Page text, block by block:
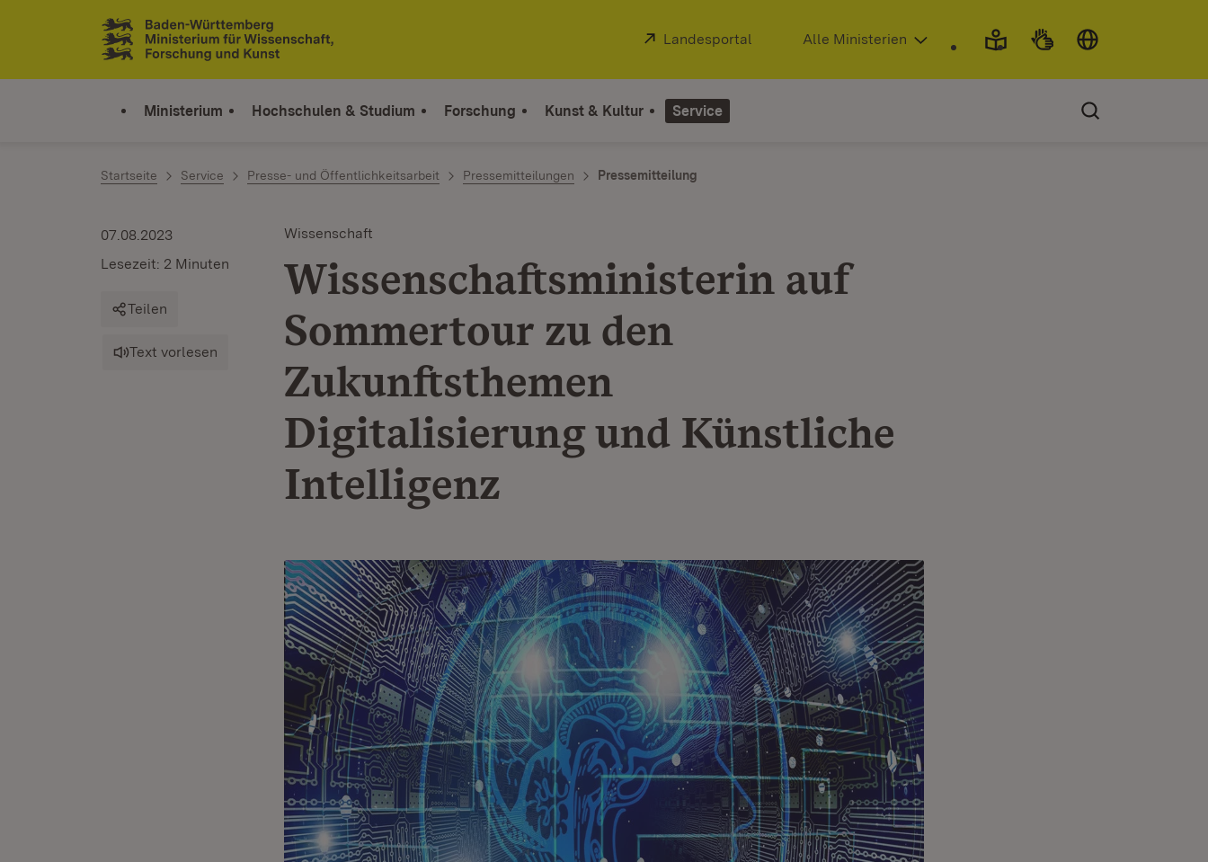
Zum Inhalt springen
Link zur Startseite
Extern:
Landesportal (Öffnet in neuem Fenster)
Alle Ministerien
Ministerium Hochschulen & Studium Forschung Kunst & Kultur Service
Startseite Service Presse- und Öffentlichkeitsarbeit Pressemitteilungen Pressemitteilung
Wissenschaft
Wissenschaftsministerin auf
Sommertour zu den
Zukunftsthemen
Digitalisierung und Künstliche
Intelligenz
07.08.2023
Lesezeit: 2 Minuten
Teilen
Text vorlesen